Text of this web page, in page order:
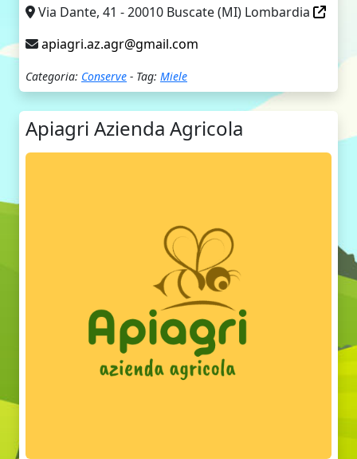
Via Dante, 41 - 20010 Buscate (MI) Lombardia
apiagri.az.agr@gmail.com
Categoria: Conserve - Tag: Miele
Apiagri Azienda Agricola